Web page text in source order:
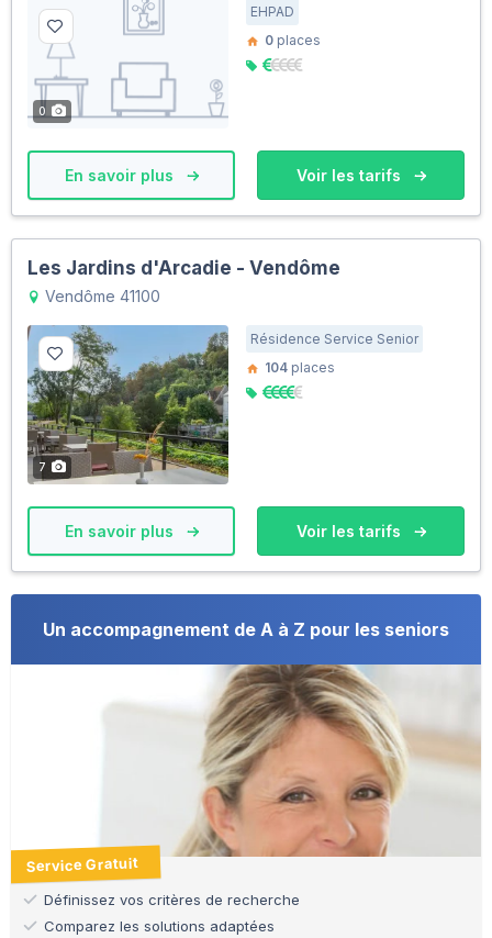
0
EHPAD
0 places
En savoir plus Voir les tarifs
Les Jardins d'Arcadie - Vendôme
Vendôme 41100
7
Résidence Service Senior
104 places
En savoir plus Voir les tarifs
Un accompagnement de A à Z pour les seniors
Service Gratuit
Définissez vos critères de recherche
Comparez les solutions adaptées